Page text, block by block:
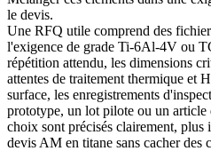
le devis.
Une RFQ utile comprend des
l'exigence de grade Ti-6Al-4V ou
répétition attendu, les dimensions
attentes de traitement thermique et
surface, les enregistrements
prototype, un lot pilote ou un article
choix sont précisés clairement, plus
devis AM en titane sans cacher des